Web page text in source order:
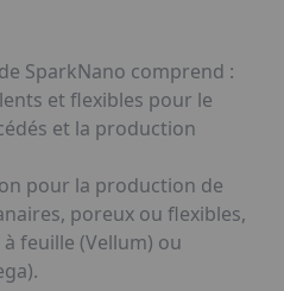
SparkNano comprend :
et flexibles pour le
et la production
pour la production de
poreux ou flexibles,
feuille (Vellum) ou